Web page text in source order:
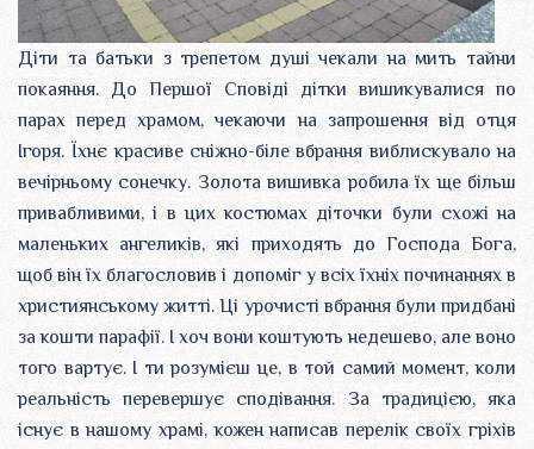
Діти та батьки з трепетом душі чекали на мить тайни
покаяння. До Першої Сповіді дітки вишикувалися по
парах перед храмом, чекаючи на запрошення від отця
Ігоря. Їхнє красиве сніжно-біле вбрання виблискувало на
вечірньому сонечку. Золота вишивка робила їх ще більш
привабливими, і в цих костюмах діточки були схожі на
маленьких ангеликів, які приходять до Господа Бога,
щоб він їх благословив і допоміг у всіх їхніх починаннях в
християнському житті. Ці урочисті вбрання були придбані
за кошти парафії. І хоч вони коштують недешево, але воно
того вартує. І ти розумієш це, в той самий момент, коли
реальність перевершує сподівання. За традицією, яка
існує в нашому храмі, кожен написав перелік своїх гріхів